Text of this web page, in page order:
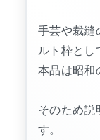
手芸や裁縫
ルト枠とし
本品は昭和
そのため説
す。